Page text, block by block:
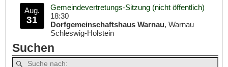
Aug.
31
Gemeindevertretungs-Sitzung (nicht öffentlich)
18:30
Dorfgemeinschaftshaus Warnau, Warnau
Schleswig-Holstein
Suchen